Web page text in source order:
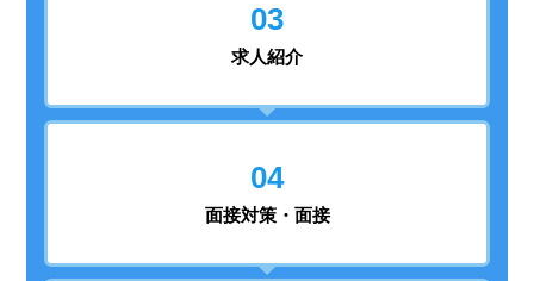
03
求人紹介
04
面接対策・面接